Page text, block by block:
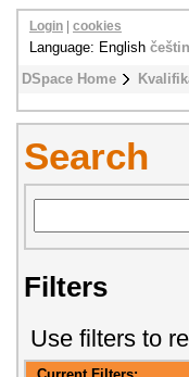
DSpace Home
Login cookies
Language: English
Search
Filters
Use filters to